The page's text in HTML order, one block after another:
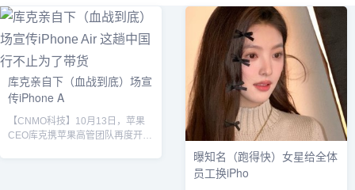
库克亲自下（血战到底）场宣
传iPhone A
【CNMO科技】10月13日，苹果
CEO库克携苹果高管团队再度开启
曝知名（跑得快）女星给全体
员工换iPho